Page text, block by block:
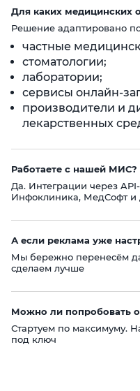
Для каких медицинских
Решение адаптировано
частные
стоматологии;
лаборатории;
сервисы
производители и
лекарственных
Работаете с нашей МИС?
Да. Интеграции через
Инфоклиника, МедСофт и
А если реклама уже
Мы бережно перенесём
сделаем лучше
Можно ли попробовать
Стартуем по максимуму.
под ключ